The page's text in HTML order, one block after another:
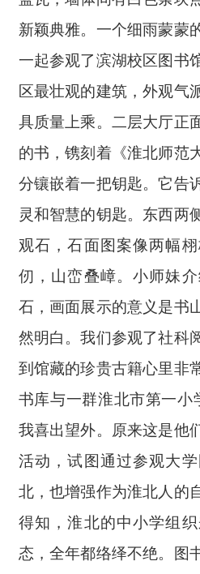
新颖典雅。一个细雨蒙蒙
一起参观了滨湖校区图书
区最壮观的建筑，外观气
具质量上乘。二层大厅正
的书，镌刻着《淮北师范
分镶嵌着一把钥匙。它告
灵和智慧的钥匙。东西两
观石，石面图案像两幅
仞，山峦叠嶂。小师妹
石，画面展示的意义是书
然明白。我们参观了社科
到馆藏的珍贵古籍心里非
书库与一群淮北市第一小
我喜出望外。原来这是他
活动，试图通过参观大
北，也增强作为淮北人的
得知，淮北的中小学组
态，全年都络绎不绝。图